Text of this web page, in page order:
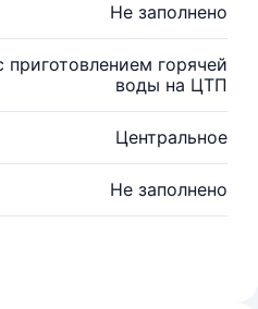
Не заполнено
приготовлением горячей
воды на ЦТП
Центральное
Не заполнено